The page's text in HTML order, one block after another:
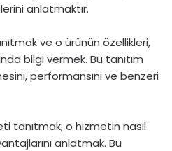
anlatmaktır.
ve o ürünün özellikleri,
bilgi vermek. Bu tanıtım
performansını ve benzeri
tanıtmak, o hizmetin nasıl
anlatmak. Bu